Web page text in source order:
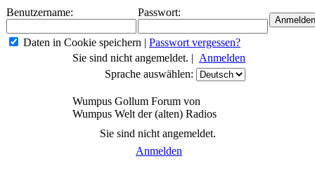
Benutzername: Passwort:
Daten in Cookie speichern | Passwort vergessen?
Sie sind nicht angemeldet. | Anmelden
Sprache auswählen:
Wumpus Gollum Forum von
Wumpus Welt der (alten) Radios
Sie sind nicht angemeldet.
Anmelden